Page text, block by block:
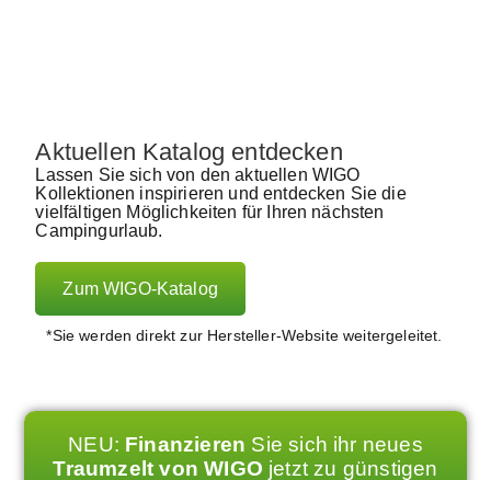
Aktuellen Katalog entdecken
Lassen Sie sich von den aktuellen WIGO
Kollektionen inspirieren und entdecken Sie die
vielfältigen Möglichkeiten für Ihren nächsten
Campingurlaub.
Zum WIGO-Katalog
*Sie werden direkt zur Hersteller-Website weitergeleitet.
NEU: Finanzieren Sie sich ihr neues
Traumzelt von WIGO jetzt zu günstigen